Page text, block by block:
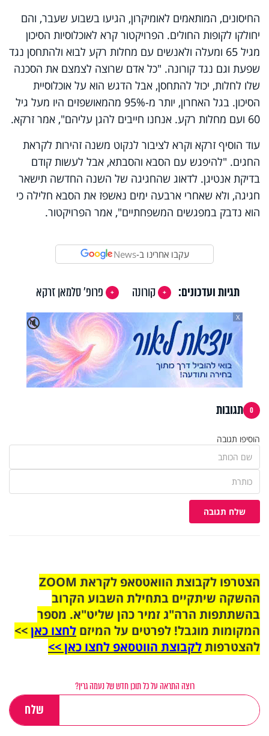
החיסונים, המותאמים לאומיקרון, הגיעו בשבוע שעבר, והם
יחולקו לקופות החולים. הפרויקטור קרא לאוכלוסיות הסיכון
מגיל 65 ומעלה ולאנשים עם מחלות רקע לבוא ולהתחסן נגד
שפעת וגם נגד קורונה. "כל אדם שרוצה לצמצם את הסכנה
שלו לחלות, יכול להתחסן, אבל הדגש הוא על אוכלוסיית
הסיכון. בגל האחרון, יותר מ-95% מהמאושפזים היו מעל גיל
60 ועם מחלות רקע. אנחנו חייבים להגן עליהם", אמר זרקא.
עוד הוסיף זרקא וקרא לציבור לנקוט משנה זהירות לקראת
החגים. "להיפגש עם הסבא והסבתא, אבל לעשות קודם
בדיקת אנטיגן. לדאוג שהחגיגה של השנה החדשה תישאר
חגיגה, ולא שאחרי ארבעה ימים נאשפז את הסבא חלילה כי
הוא נדבק במפגשים המשפחתיים", אמר הפרויקטור.
עקבו אחרינו ב-News
תגיות ועדכונים: קורונה
פרופ' סלמאן זרקא
🔇
X
0 תגובות
הוסיפו תגובה
שלח תגובה
הצטרפו לקבוצת הוואטסאפ לקראת ZOOM
ההשקה שיתקיים בתחילת השבוע הקרוב
בהשתתפות הרה"ג זמיר כהן שליט"א. מספר
המקומות מוגבל! לפרטים על המיזם לחצו כאן>>
להצטרפותלקבוצת הווטסאפ לחצו כאן >>
רוצה התראה על כל תוכן חדש של נעמה גרין?